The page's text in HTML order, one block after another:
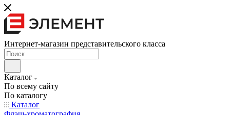
Интернет-магазин представительского класса
Каталог
По всему сайту
По каталогу
Каталог